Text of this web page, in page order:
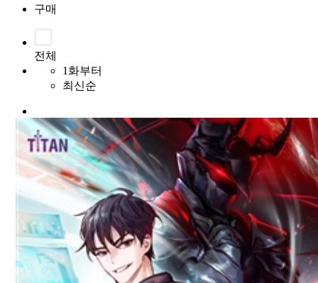
구매
전체
1화부터
최신순